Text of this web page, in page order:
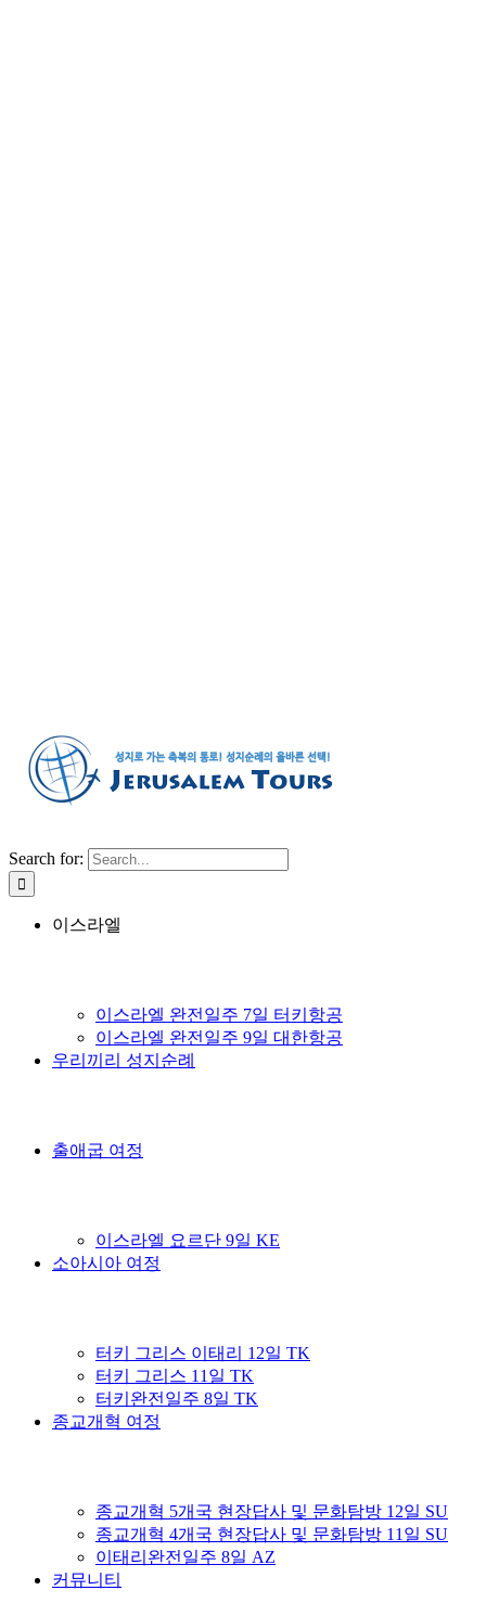
Search for:
이스라엘
이스라엘 완전일주 7일 터키항공
이스라엘 완전일주 9일 대한항공
우리끼리 성지순례
출애굽 여정
이스라엘 요르단 9일 KE
소아시아 여정
터키 그리스 이태리 12일 TK
터키 그리스 11일 TK
터키완전일주 8일 TK
종교개혁 여정
종교개혁 5개국 현장답사 및 문화탐방 12일 SU
종교개혁 4개국 현장답사 및 문화탐방 11일 SU
이태리완전일주 8일 AZ
커뮤니티